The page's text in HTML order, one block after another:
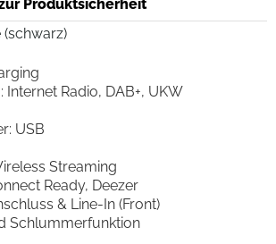
Produktsicherheit
Internet Radio, DAB+, UKW
USB
Streaming
Ready, Deezer
& Line-In (Front)
Schlummerfunktion